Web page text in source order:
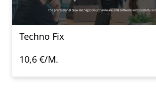
Techno Fix
10,6 €/M.